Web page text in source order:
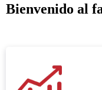
Bienvenido al